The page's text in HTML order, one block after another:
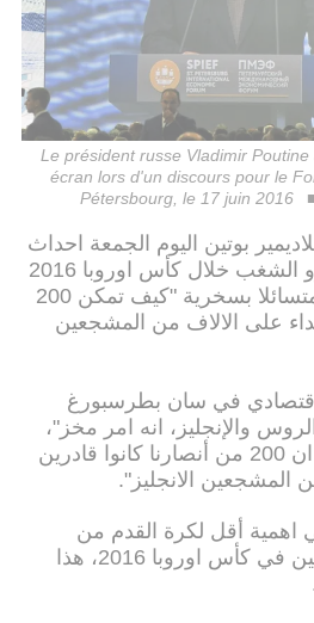
Le président russe Vladimir
écran lors d'un discours pour le
Pétersbourg, le 17 juin 2016
بوتين اليوم الجمعة احداث
العنف التي قام بها مثيرو الشغب خلال كأس اوروبا 2016
لكرة القدم في فرنسا متسائلا بسخرية "كيف تمكن 200
على الالاف من المشجعين
في سان بطرسبورغ
والإنجليز، انه امر مخز"،
مضيفا "أنا لا أفهم كيف ان 200 من أنصارنا كانوا قادرين
الانجليز".
اهمية أقل لكرة القدم من
الاشتباكات بين المشجعين في كأس اوروبا 2016، هذا